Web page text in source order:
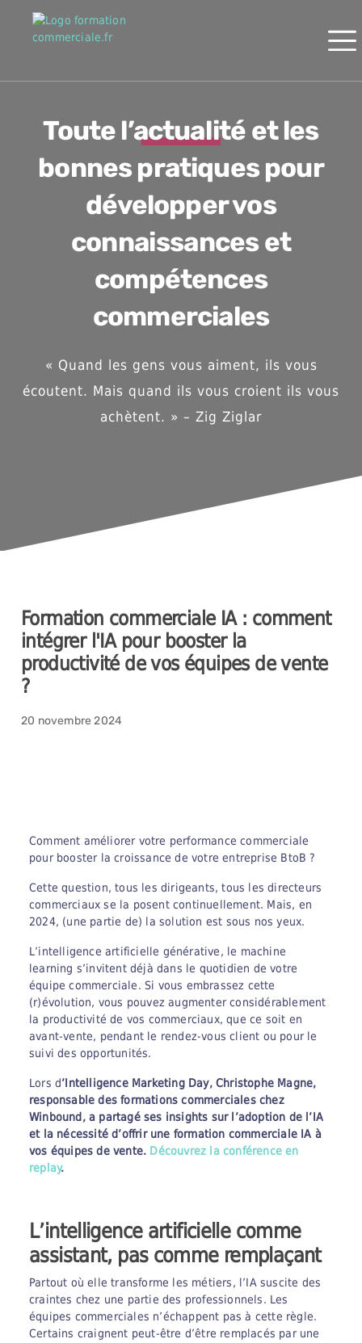
Toute l’actualité et les
bonnes pratiques pour
développer vos
connaissances et
compétences
commerciales
« Quand les gens vous aiment, ils vous
écoutent. Mais quand ils vous croient ils vous
achètent. » – Zig Ziglar
Formation commerciale IA : comment
intégrer l'IA pour booster la
productivité de vos équipes de vente
?
20 novembre 2024
Comment améliorer votre performance commerciale
pour booster la croissance de votre entreprise BtoB ?
Cette question, tous les dirigeants, tous les directeurs
commerciaux se la posent continuellement. Mais, en
2024, (une partie de) la solution est sous nos yeux.
L’intelligence artificielle générative, le machine
learning s’invitent déjà dans le quotidien de votre
équipe commerciale. Si vous embrassez cette
(r)évolution, vous pouvez augmenter considérablement
la productivité de vos commerciaux, que ce soit en
avant-vente, pendant le rendez-vous client ou pour le
suivi des opportunités.
Lors d’Intelligence Marketing Day, Christophe Magne,
responsable des formations commerciales chez
Winbound, a partagé ses insights sur l’adoption de l’IA
et la nécessité d’offrir une formation commerciale IA à
vos équipes de vente. Découvrez la conférence en
replay.
L’intelligence artificielle comme
assistant, pas comme remplaçant
Partout où elle transforme les métiers, l’IA suscite des
craintes chez une partie des professionnels. Les
équipes commerciales n’échappent pas à cette règle.
Certains craignent peut-être d’être remplacés par une